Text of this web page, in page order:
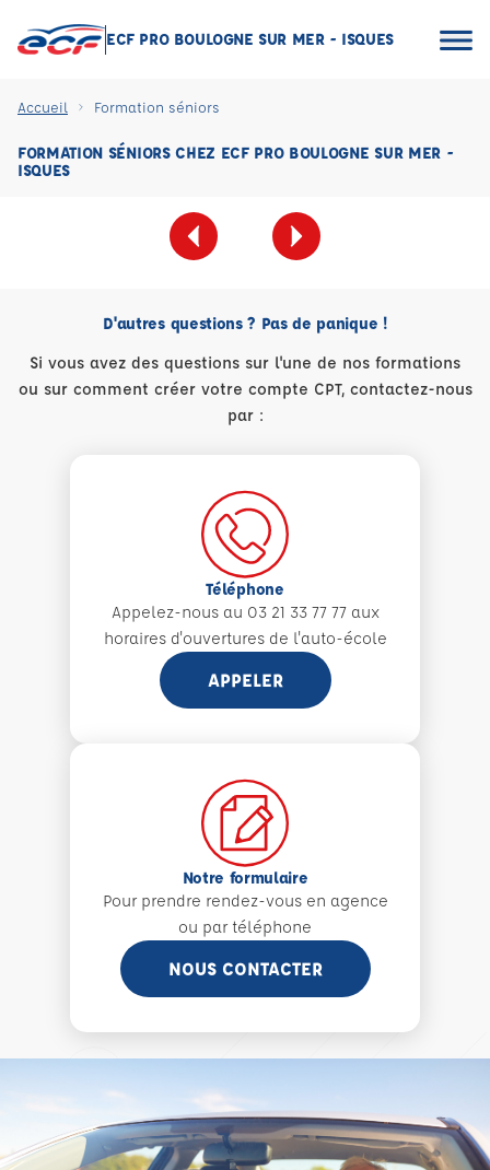
ECF PRO BOULOGNE SUR MER - ISQUES
Accueil Formation séniors
FORMATION SÉNIORS CHEZ ECF PRO BOULOGNE SUR MER -
ISQUES
D'autres questions ? Pas de panique !
Si vous avez des questions sur l'une de nos formations
ou sur comment créer votre compte CPT, contactez-nous
par :
Téléphone
Appelez-nous au 03 21 33 77 77 aux
horaires d'ouvertures de l'auto-école
APPELER
Notre formulaire
Pour prendre rendez-vous en agence
ou par téléphone
NOUS CONTACTER